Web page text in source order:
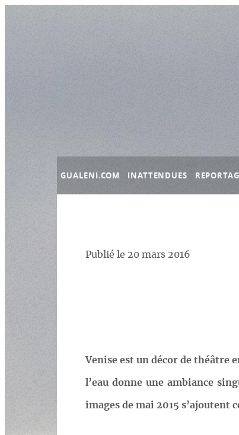
GUALENI.COM INATTENDUES
Publié le 20 mars 2016
Venise est un décor de théâtre
l’eau donne une ambiance
images de mai 2015 s’ajoutent